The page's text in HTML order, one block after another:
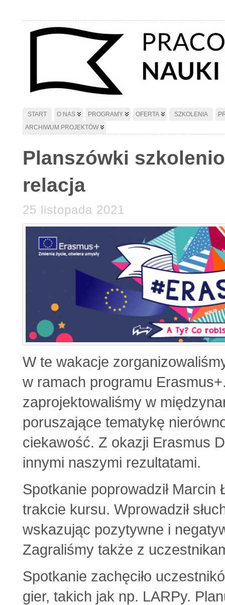
START O NAS PROGRAMY OFERTA SZKOLENIA
ARCHIWUM PROJEKTÓW
Planszówki
relacja
25 listopada 2021
W te wakacje
w ramach programu
zaprojektowaliśmy w
poruszające tematykę
ciekawość. Z okazji Erasmus
innymi naszymi rezultatami.
Spotkanie poprowadził
trakcie kursu. Wprowadził
wskazując pozytywne i
Zagraliśmy także z
Spotkanie zachęciło
gier, takich jak np. LARPy.